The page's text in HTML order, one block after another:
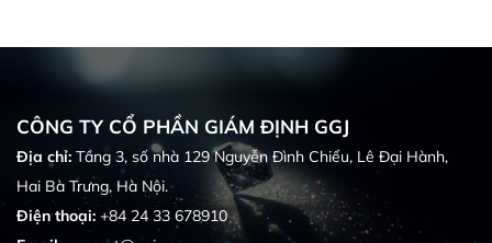
CÔNG TY CỔ PHẦN GIÁM ĐỊNH GGJ
Địa chỉ: Tầng 3, số nhà 129 Nguyễn Đình Chiểu, Lê Đại Hành,
Hai Bà Trưng, Hà Nội.
Điện thoại: +84 24 33 678910